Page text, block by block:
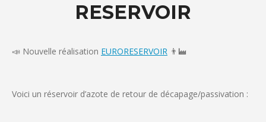
RESERVOIR
📣 Nouvelle réalisation EURORESERVOIR 👨‍🏭
Voici un réservoir d’azote de retour de décapage/passivation :